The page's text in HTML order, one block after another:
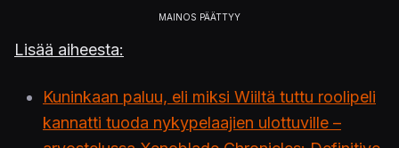
Lisää aiheesta:
Kuninkaan paluu, eli miksi Wiiltä tuttu roolipeli
kannatti tuoda nykypelaajien ulottuville –